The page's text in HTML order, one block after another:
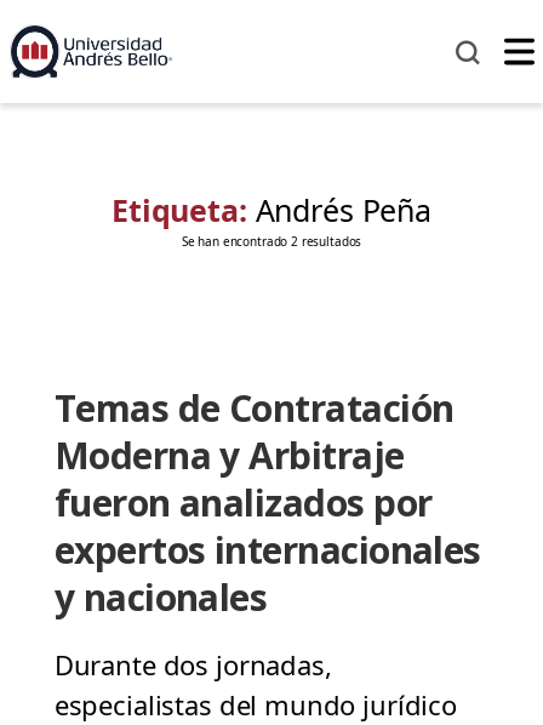
Etiqueta: Andrés Peña
Se han encontrado 2 resultados
Temas de Contratación
Moderna y Arbitraje
fueron analizados por
expertos internacionales
y nacionales
Durante dos jornadas,
especialistas del mundo jurídico